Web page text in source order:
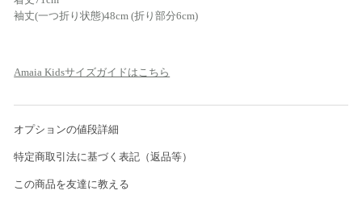
袖丈(一つ折り状態)48cm (折り部分6cm)
Amaia Kidsサイズガイドはこちら
オプションの値段詳細
特定商取引法に基づく表記（返品等）
この商品を友達に教える